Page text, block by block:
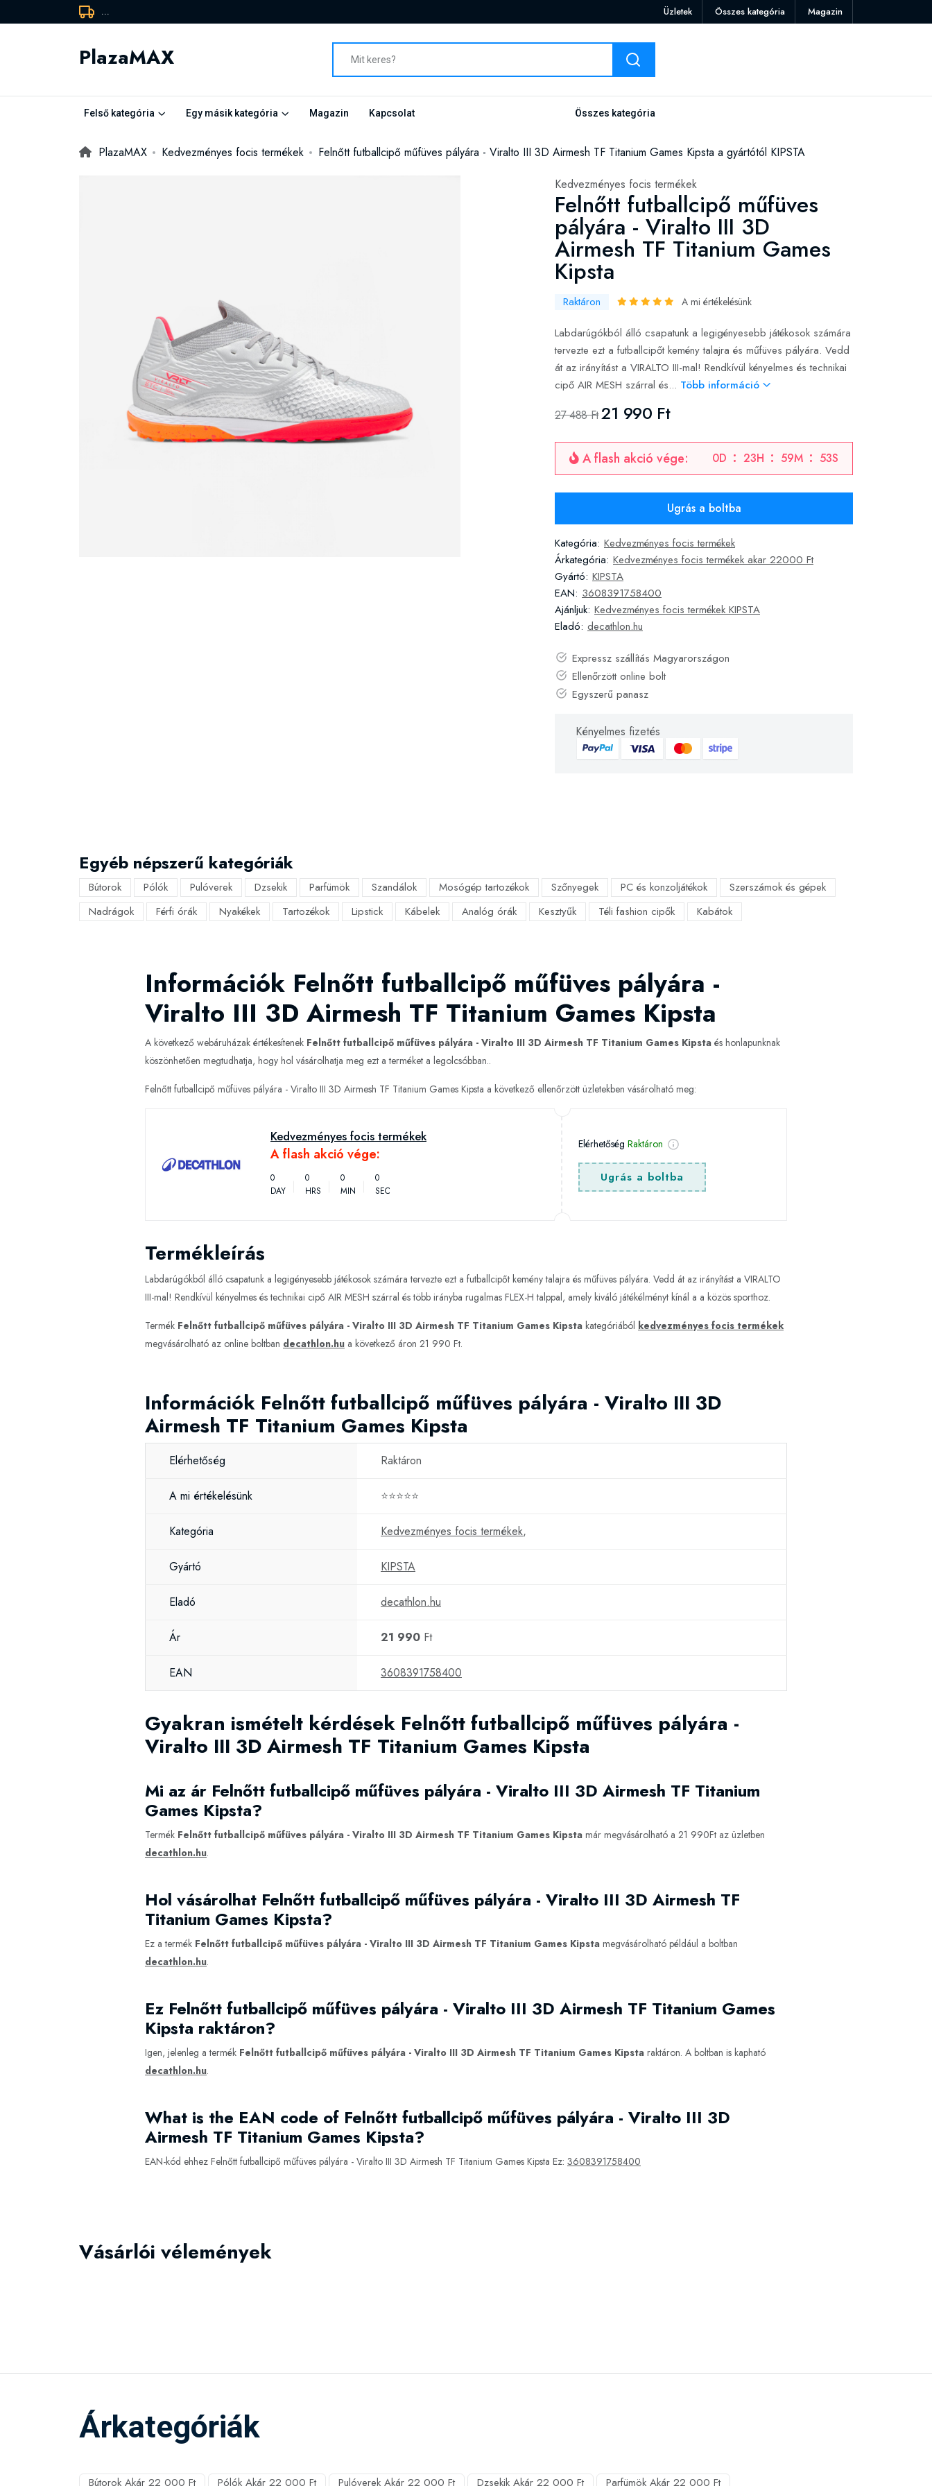
... Üzletek Összes kategória Magazin
PlazaMAX
Felső kategória Egy másik kategória Magazin Kapcsolat Összes kategória
PlazaMAX Kedvezményes focis termékek
Felnőtt futballcipő műfüves pályára - Viralto III 3D Airmesh TF Titanium Games Kipsta a gyártótól KIPSTA
Kedvezményes focis termékek
Felnőtt futballcipő műfüves
pályára - Viralto III 3D
Airmesh TF Titanium Games
Kipsta
Raktáron A mi értékelésünk
Labdarúgókból álló csapatunk a legigényesebb játékosok számára
tervezte ezt a futballcipőt kemény talajra és műfüves pályára. Vedd
át az irányítást a VIRALTO III-mal! Rendkívül kényelmes és technikai
cipő AIR MESH szárral és... Több információ
27 488 Ft21 990 Ft
A flash akció vége: 0D 23H 59M 52S
Ugrás a boltba
Kategória: Kedvezményes focis termékek
Árkategória: Kedvezményes focis termékek akar 22000 Ft
Gyártó: KIPSTA
EAN: 3608391758400
Ajánljuk: Kedvezményes focis termékek KIPSTA
Eladó: decathlon.hu
Expressz szállítás Magyarországon
Ellenőrzött online bolt
Egyszerű panasz
Kényelmes fizetés
Egyéb népszerű kategóriák
Bútorok Pólók Pulóverek Dzsekik Parfümök Szandálok Mosógép tartozékok Szőnyegek PC és konzoljátékok
Szerszámok és gépek
Nadrágok
Férfi órák Nyakékek Tartozékok Lipstick Kábelek Analóg órák Kesztyűk Téli fashion cipők Kabátok
Információk Felnőtt futballcipő műfüves pályára -
Viralto III 3D Airmesh TF Titanium Games Kipsta
A következő webáruházak értékesítenek Felnőtt futballcipő műfüves pályára - Viralto III 3D Airmesh TF Titanium Games Kipsta és honlapunknak
köszönhetően megtudhatja, hogy hol vásárolhatja meg ezt a terméket a legolcsóbban..
Felnőtt futballcipő műfüves pályára - Viralto III 3D Airmesh TF Titanium Games Kipsta a következő ellenőrzött üzletekben vásárolható meg:
Kedvezményes focis termékek
A flash akció vége:
0
DAY
0
HRS
0
MIN
0
SEC
ElérhetőségRaktáron
Ugrás a boltba
Termékleírás
Labdarúgókból álló csapatunk a legigényesebb játékosok számára tervezte ezt a futballcipőt kemény talajra és műfüves pályára. Vedd át az irányítást a VIRALTO
III-mal! Rendkívül kényelmes és technikai cipő AIR MESH szárral és több irányba rugalmas FLEX-H talppal, amely kiváló játékélményt kínál a a közös sporthoz.
Termék Felnőtt futballcipő műfüves pályára - Viralto III 3D Airmesh TF Titanium Games Kipsta kategóriából kedvezményes focis termékek
megvásárolható az online boltban decathlon.hu a következő áron 21 990 Ft.
Információk Felnőtt futballcipő műfüves pályára - Viralto III 3D
Airmesh TF Titanium Games Kipsta
Elérhetőség Raktáron
A mi értékelésünk ⭐⭐⭐⭐⭐
Kategória Kedvezményes focis termékek,
Gyártó KIPSTA
Eladó decathlon.hu
Ár 21 990 Ft
EAN 3608391758400
Gyakran ismételt kérdések Felnőtt futballcipő műfüves pályára -
Viralto III 3D Airmesh TF Titanium Games Kipsta
Mi az ár Felnőtt futballcipő műfüves pályára - Viralto III 3D Airmesh TF Titanium
Games Kipsta?
Termék Felnőtt futballcipő műfüves pályára - Viralto III 3D Airmesh TF Titanium Games Kipsta már megvásárolható a 21 990Ft az üzletben
decathlon.hu.
Hol vásárolhat Felnőtt futballcipő műfüves pályára - Viralto III 3D Airmesh TF
Titanium Games Kipsta?
Ez a termék Felnőtt futballcipő műfüves pályára - Viralto III 3D Airmesh TF Titanium Games Kipsta megvásárolható például a boltban
decathlon.hu.
Ez Felnőtt futballcipő műfüves pályára - Viralto III 3D Airmesh TF Titanium Games
Kipsta raktáron?
Igen, jelenleg a termék Felnőtt futballcipő műfüves pályára - Viralto III 3D Airmesh TF Titanium Games Kipsta raktáron. A boltban is kapható
decathlon.hu.
What is the EAN code of Felnőtt futballcipő műfüves pályára - Viralto III 3D
Airmesh TF Titanium Games Kipsta?
EAN-kód ehhez Felnőtt futballcipő műfüves pályára - Viralto III 3D Airmesh TF Titanium Games Kipsta Ez: 3608391758400
Vásárlói vélemények
Árkategóriák
Bútorok Akár 22 000 Ft Pólók Akár 22 000 Ft Pulóverek Akár 22 000 Ft Dzsekik Akár 22 000 Ft Parfümök Akár 22 000 Ft